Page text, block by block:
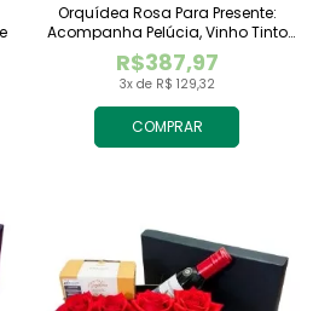
COMPRAR
3x de R$ 129,32
R$387,97
Orquídea Rosa Para Presente:
Acompanha Pelúcia, Vinho Tinto
Importado E Chocolate Raffaello